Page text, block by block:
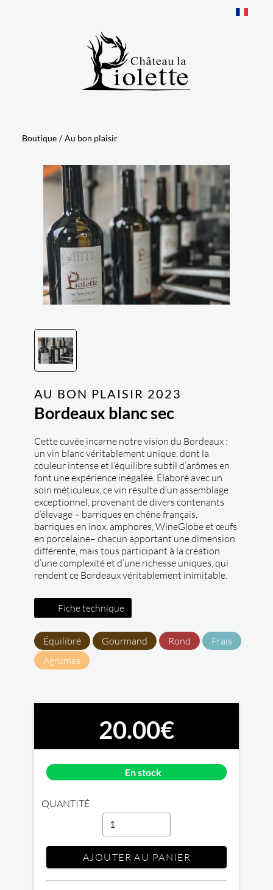
Boutique / Au bon plaisir
AU BON PLAISIR 2023
Bordeaux blanc sec
Cette cuvée incarne notre vision du Bordeaux :
un vin blanc véritablement unique, dont la
couleur intense et l’équilibre subtil d’arômes en
font une expérience inégalée. Élaboré avec un
soin méticuleux, ce vin résulte d’un assemblage
exceptionnel, provenant de divers contenants
d’élevage – barriques en chêne français,
barriques en inox, amphores, WineGlobe et œufs
en porcelaine– chacun apportant une dimension
différente, mais tous participant à la création
d’une complexité et d’une richesse uniques, qui
rendent ce Bordeaux véritablement inimitable.
Fiche technique
Équilibré Gourmand Rond
Frais
Agrumes
20.00€
En stock
QUANTITÉ
AJOUTER AU PANIER